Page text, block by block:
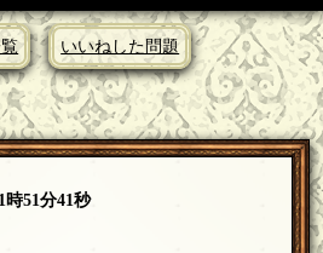
いいねした問題
時51分41秒